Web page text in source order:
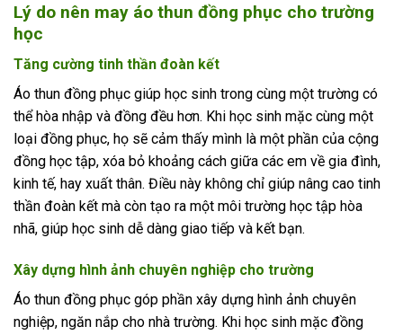
Lý do nên may áo thun đồng phục cho trường
học
Tăng cường tinh thần đoàn kết
Áo thun đồng phục giúp học sinh trong cùng một trường có
thể hòa nhập và đồng đều hơn. Khi học sinh mặc cùng một
loại đồng phục, họ sẽ cảm thấy mình là một phần của cộng
đồng học tập, xóa bỏ khoảng cách giữa các em về gia đình,
kinh tế, hay xuất thân. Điều này không chỉ giúp nâng cao tinh
thần đoàn kết mà còn tạo ra một môi trường học tập hòa
nhã, giúp học sinh dễ dàng giao tiếp và kết bạn.
Xây dựng hình ảnh chuyên nghiệp cho trường
Áo thun đồng phục góp phần xây dựng hình ảnh chuyên
nghiệp, ngăn nắp cho nhà trường. Khi học sinh mặc đồng